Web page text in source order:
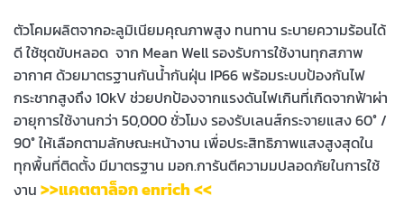
ตัวโคมผลิตจากอะลูมิเนียมคุณภาพสูง ทนทาน ระบายความร้อนได้
ดี ใช้ชุดขับหลอด จาก Mean Well รองรับการใช้งานทุกสภาพ
อากาศ ด้วยมาตรฐานกันน้ำกันฝุ่น IP66 พร้อมระบบป้องกันไฟ
กระชากสูงถึง 10kV ช่วยปกป้องจากแรงดันไฟเกินที่เกิดจากฟ้าผ่า
อายุการใช้งานกว่า 50,000 ชั่วโมง รองรับเลนส์กระจายแสง 60° /
90° ให้เลือกตามลักษณะหน้างาน เพื่อประสิทธิภาพแสงสูงสุดใน
ทุกพื้นที่ติดตั้ง มีมาตรฐาน มอก.การันตีความมปลอดภัยในการใช้
งาน >>แคตตาล็อก enrich<<